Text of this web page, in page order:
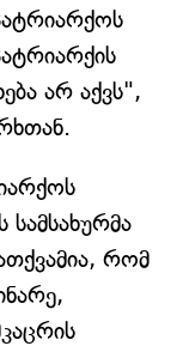
არ აქვს",
რომ